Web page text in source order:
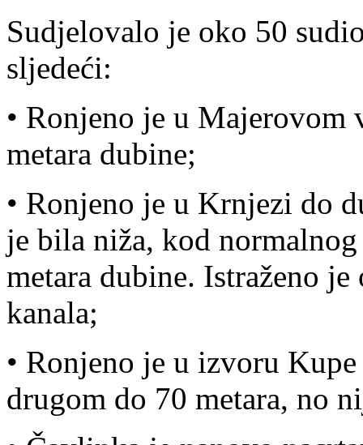
Sudjelovalo je oko 50
sljedeći:
• Ronjeno je u
metara dubine;
• Ronjeno je u Krnjezi do
je bila niža, kod
metara dubine. Istraženo
kanala;
• Ronjeno je u izvoru
drugom do 70 metara, no